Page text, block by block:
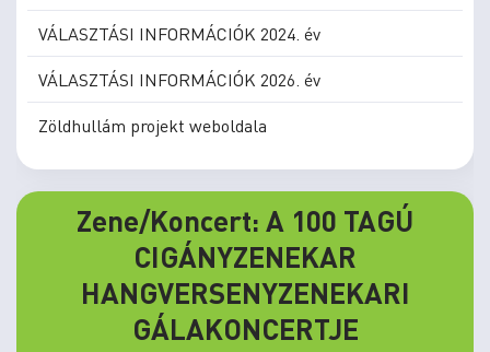
VÁLASZTÁSI INFORMÁCIÓK 2024. év
VÁLASZTÁSI INFORMÁCIÓK 2026. év
Zöldhullám projekt weboldala
Zene/Koncert: A 100 TAGÚ
CIGÁNYZENEKAR
HANGVERSENYZENEKARI
GÁLAKONCERTJE